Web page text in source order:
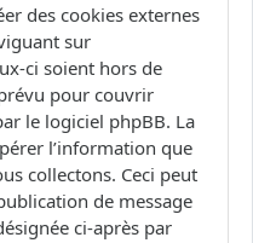
des cookies externes
sur
ci soient hors de
pour couvrir
le logiciel phpBB. La
l’information que
collectons. Ceci peut
de message
ci-après par